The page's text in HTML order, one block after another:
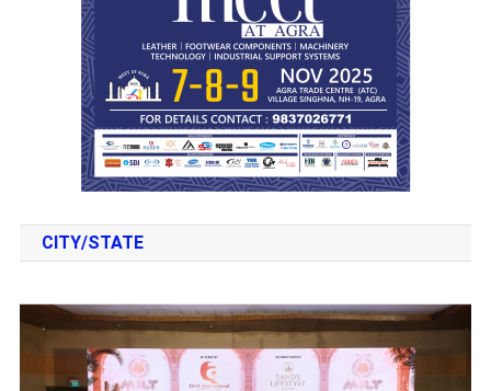
CITY/STATE